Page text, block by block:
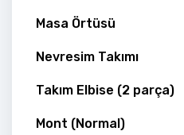
Masa Örtüsü
Nevresim Takımı
Takım Elbise (2 parça)
Mont (Normal)